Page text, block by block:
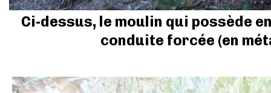
Ci-dessus, le moulin qui possède
conduite forcée (en